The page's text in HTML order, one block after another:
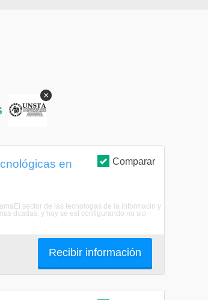
×
Comparar
en
sector de las tecnologas de la informacin y
dcadas, y hoy se est configurando no slo
Recibir información